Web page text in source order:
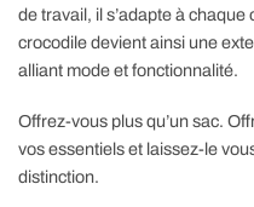
de travail, il s’adapte à
crocodile devient ainsi une
alliant mode et fonctionnalité.
Offrez-vous plus qu’un sac.
vos essentiels et laissez-le
distinction.